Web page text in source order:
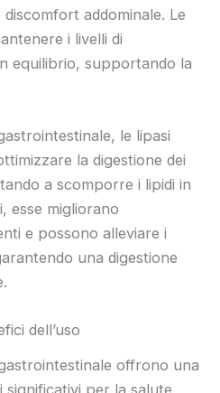
addominale. Le
i livelli di
equilibrio, supportando la
le lipasi
la digestione dei
a scomporre i lipidi in
esse migliorano
e possono alleviare i
una digestione
dell’uso
offrono una
significativi per la salute